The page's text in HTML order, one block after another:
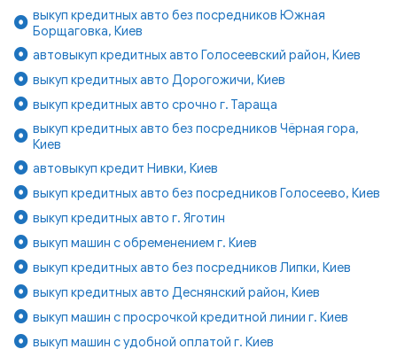
выкуп кредитных авто без посредников Южная
Борщаговка, Киев
автовыкуп кредитных авто Голосеевский район, Киев
выкуп кредитных авто Дорогожичи, Киев
выкуп кредитных авто срочно г. Тараща
выкуп кредитных авто без посредников Чёрная гора,
Киев
автовыкуп кредит Нивки, Киев
выкуп кредитных авто без посредников Голосеево, Киев
выкуп кредитных авто г. Яготин
выкуп машин с обременением г. Киев
выкуп кредитных авто без посредников Липки, Киев
выкуп кредитных авто Деснянский район, Киев
выкуп машин с просрочкой кредитной линии г. Киев
выкуп машин с удобной оплатой г. Киев